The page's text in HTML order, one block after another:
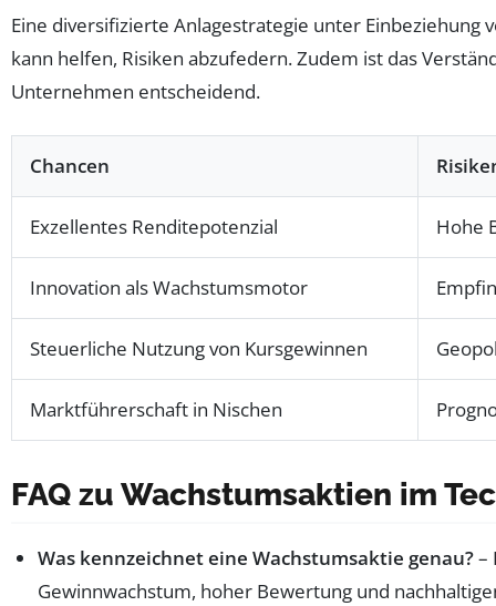
Eine diversifizierte Anlagestrategie unter
kann helfen, Risiken abzufedern. Zudem ist das
Unternehmen entscheidend.
Chancen
Exzellentes Renditepotenzial Hohe
Innovation als Wachstumsmotor
Steuerliche Nutzung von Kursgewinnen
Marktführerschaft in Nischen
FAQ zu Wachstumsaktien im
Was kennzeichnet eine Wachstumsaktie genau?–
Gewinnwachstum, hoher Bewertung und